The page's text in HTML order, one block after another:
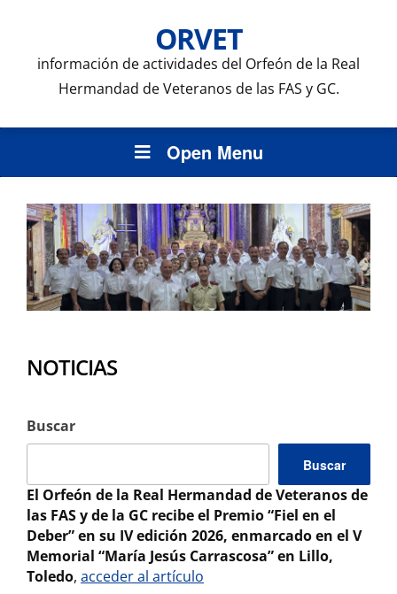
ORVET
información de actividades del Orfeón de la Real
Hermandad de Veteranos de las FAS y GC.
Open Menu
NOTICIAS
Buscar
Buscar
El Orfeón de la Real Hermandad de Veteranos de
las FAS y de la GC recibe el Premio “Fiel en el
Deber” en su IV edición 2026, enmarcado en el V
Memorial “María Jesús Carrascosa” en Lillo,
Toledo, acceder al artículo